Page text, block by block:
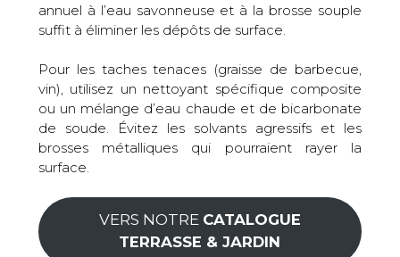
annuel à l’eau savonneuse et à la brosse souple
suffit à éliminer les dépôts de surface.
Pour les taches tenaces (graisse de barbecue,
vin), utilisez un nettoyant spécifique composite
ou un mélange d’eau chaude et de bicarbonate
de soude. Évitez les solvants agressifs et les
brosses métalliques qui pourraient rayer la
surface.
VERS NOTRE CATALOGUE
TERRASSE & JARDIN